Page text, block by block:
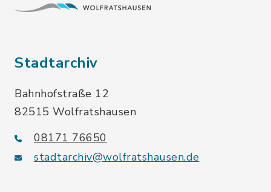
Stadtarchiv
Bahnhofstraße 12
82515 Wolfratshausen
08171 76650
stadtarchiv@wolfratshausen.de